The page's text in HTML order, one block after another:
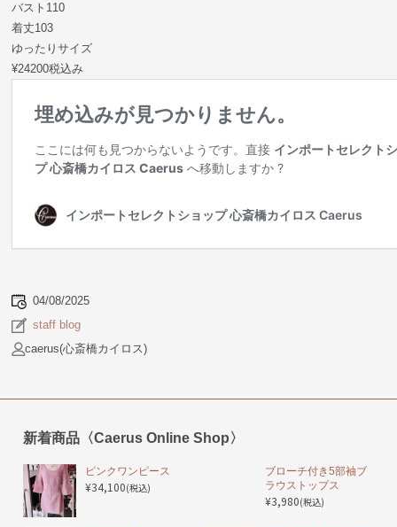
バスト110
着丈103
ゆったりサイズ
¥24200税込み
04/08/2025
staff blog
caerus(心斎橋カイロス)
新着商品〈Caerus Online Shop〉
ピンクワンピース
¥34,100(税込)
ブローチ付き5部袖ブ
ラウストップス
¥3,980(税込)